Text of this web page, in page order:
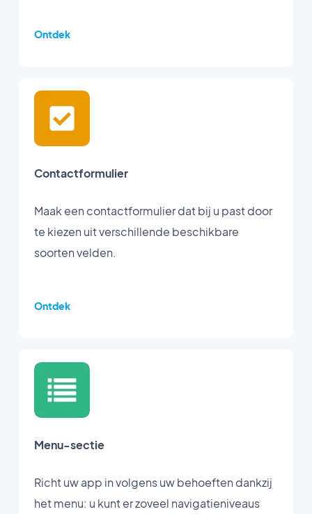
Ontdek
Contactformulier
Maak een contactformulier dat bij u past door
te kiezen uit verschillende beschikbare
soorten velden.
Ontdek
Menu-sectie
Richt uw app in volgens uw behoeften dankzij
het menu: u kunt er zoveel navigatieniveaus